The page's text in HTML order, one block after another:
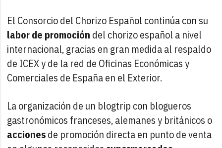
El Consorcio del Chorizo Español continúa con su
labor de promoción del chorizo español a nivel
internacional, gracias en gran medida al respaldo
de ICEX y de la red de Oficinas Económicas y
Comerciales de España en el Exterior.
La organización de un blogtrip con blogueros
gastronómicos franceses, alemanes y británicos o
accionesde promoción directa en punto de venta